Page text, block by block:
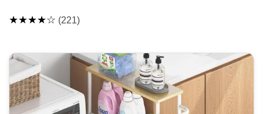
★★★★☆ (221)